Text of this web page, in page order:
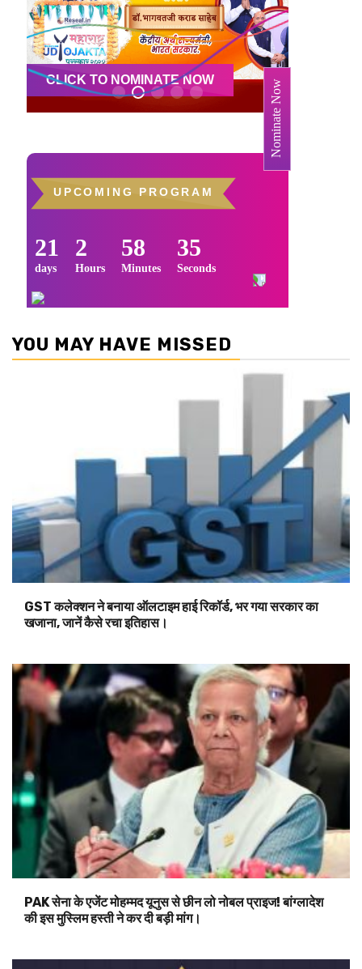
YOU MAY HAVE MISSED
GST कलेक्शन ने बनाया ऑलटाइम हाई रिकॉर्ड, भर गया सरकार का
खजाना, जानें कैसे रचा इतिहास।
PAK सेना के एजेंट मोहम्मद यूनुस से छीन लो नोबल प्राइज! बांग्लादेश
की इस मुस्लिम हस्ती ने कर दी बड़ी मांग।